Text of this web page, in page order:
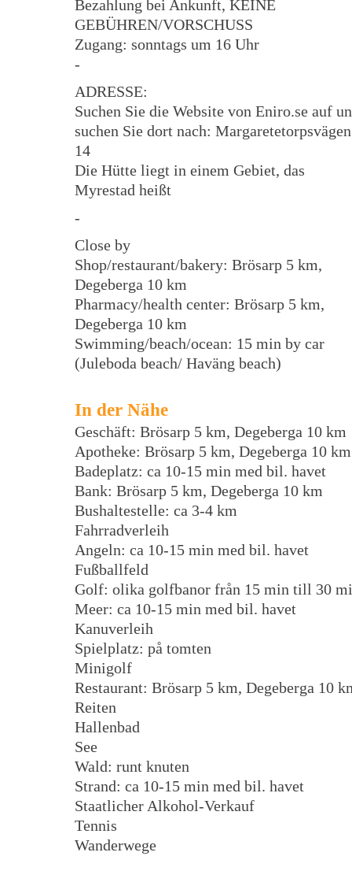
Bezahlung bei Ankunft, KEINE
GEBÜHREN/VORSCHUSS
Zugang: sonntags um 16 Uhr
-
ADRESSE:
Suchen Sie die Website von Eniro.se auf
suchen Sie dort nach: Margaretetorpsvägen
14
Die Hütte liegt in einem Gebiet, das
Myrestad heißt
-
Close by
Shop/restaurant/bakery: Brösarp 5 km,
Degeberga 10 km
Pharmacy/health center: Brösarp 5 km,
Degeberga 10 km
Swimming/beach/ocean: 15 min by car
(Juleboda beach/ Haväng beach)
In der Nähe
Geschäft: Brösarp 5 km, Degeberga 10 km
Apotheke: Brösarp 5 km, Degeberga 10 km
Badeplatz: ca 10-15 min med bil. havet
Bank: Brösarp 5 km, Degeberga 10 km
Bushaltestelle: ca 3-4 km
Fahrradverleih
Angeln: ca 10-15 min med bil. havet
Fußballfeld
Golf: olika golfbanor från 15 min till 30
Meer: ca 10-15 min med bil. havet
Kanuverleih
Spielplatz: på tomten
Minigolf
Restaurant: Brösarp 5 km, Degeberga 10
Reiten
Hallenbad
See
Wald: runt knuten
Strand: ca 10-15 min med bil. havet
Staatlicher Alkohol-Verkauf
Tennis
Wanderwege